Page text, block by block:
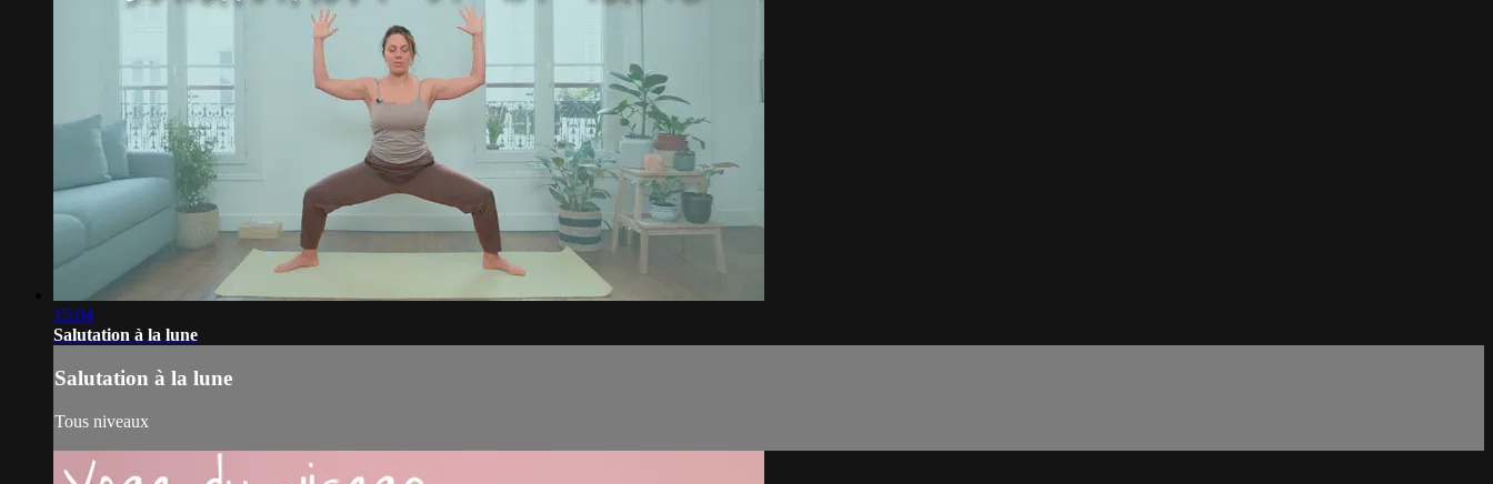
15:04
Salutation à la lune
Salutation à la lune
Tous niveaux